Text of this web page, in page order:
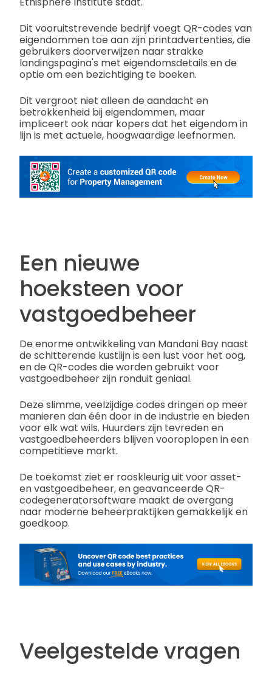
Dit vooruitstrevende bedrijf voegt QR-codes van
eigendommen toe aan zijn printadvertenties, die
gebruikers doorverwijzen naar strakke
landingspagina's met eigendomsdetails en de
optie om een bezichtiging te boeken.
Dit vergroot niet alleen de aandacht en
betrokkenheid bij eigendommen, maar
impliceert ook naar kopers dat het eigendom in
lijn is met actuele, hoogwaardige leefnormen.
Een nieuwe
hoeksteen voor
vastgoedbeheer
De enorme ontwikkeling van Mandani Bay naast
de schitterende kustlijn is een lust voor het oog,
en de QR-codes die worden gebruikt voor
vastgoedbeheer zijn ronduit geniaal.
Deze slimme, veelzijdige codes dringen op meer
manieren dan één door in de industrie en bieden
voor elk wat wils. Huurders zijn tevreden en
vastgoedbeheerders blijven vooroplopen in een
competitieve markt.
De toekomst ziet er rooskleurig uit voor asset-
en vastgoedbeheer, en geavanceerde QR-
codegeneratorsoftware maakt de overgang
naar moderne beheerpraktijken gemakkelijk en
goedkoop.
Veelgestelde vragen